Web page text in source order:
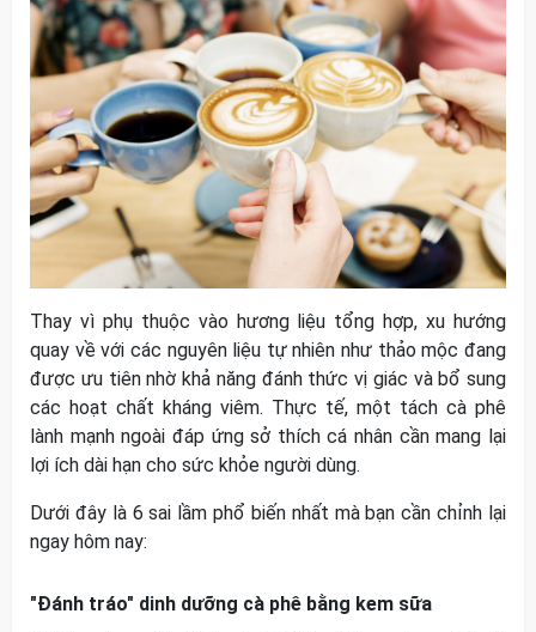
Thay vì phụ thuộc vào hương liệu tổng hợp, xu hướng
quay về với các nguyên liệu tự nhiên như thảo mộc đang
được ưu tiên nhờ khả năng đánh thức vị giác và bổ sung
các hoạt chất kháng viêm. Thực tế, một tách cà phê
lành mạnh ngoài đáp ứng sở thích cá nhân cần mang lại
lợi ích dài hạn cho sức khỏe người dùng.
Dưới đây là 6 sai lầm phổ biến nhất mà bạn cần chỉnh lại
ngay hôm nay:
"Đánh tráo" dinh dưỡng cà phê bằng kem sữa